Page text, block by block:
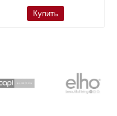
Купить